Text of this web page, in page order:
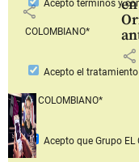
share
share
Aceptotérminos y
COLOMBIANO*
Acepto el
EL COLOMBIANO*
Acepto que Grupo EL